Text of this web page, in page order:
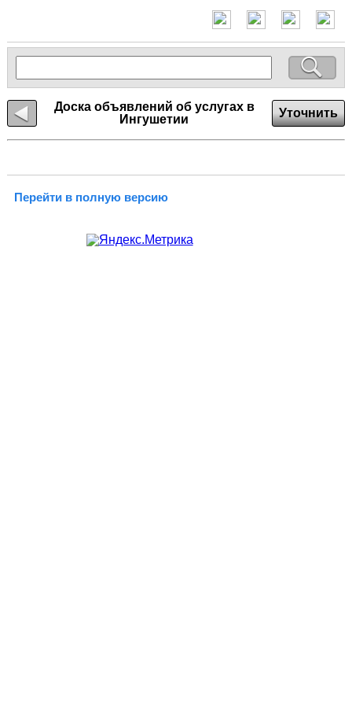
Доска объявлений об услугах в
Ингушетии
Уточнить
Перейти в полную версию